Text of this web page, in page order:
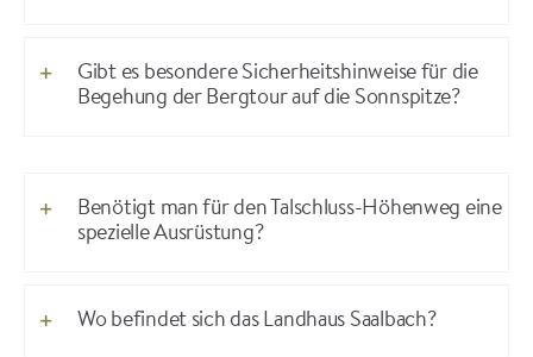
Gibt es besondere Sicherheitshinweise für die
Begehung der Bergtour auf die Sonnspitze?
Benötigt man für den Talschluss-Höhenweg eine
spezielle Ausrüstung?
Wo befindet sich das Landhaus Saalbach?